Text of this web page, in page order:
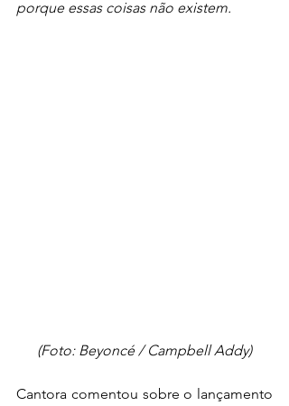
porque essas coisas não existem.
(Foto: Beyoncé / Campbell Addy)
Cantora comentou sobre o lançamento